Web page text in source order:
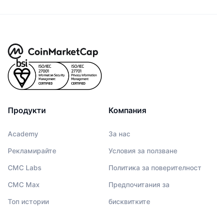
Продукти
Academy
Рекламирайте
CMC Labs
CMC Max
Топ истории
Компания
За нас
Условия за ползване
Политика за поверителност
Предпочитания за
бисквитките